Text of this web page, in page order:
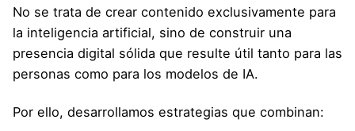
No se trata de crear contenido exclusivamente para
la inteligencia artificial, sino de construir una
presencia digital sólida que resulte útil tanto para las
personas como para los modelos de IA.
Por ello, desarrollamos estrategias que combinan: